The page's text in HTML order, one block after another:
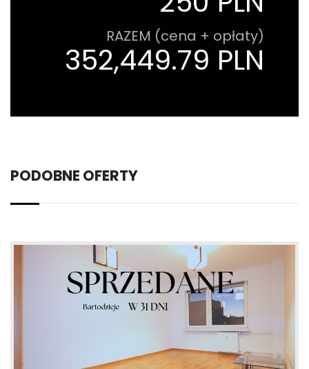
RAZEM (cena + opłaty)
352,449.79 PLN
PODOBNE OFERTY